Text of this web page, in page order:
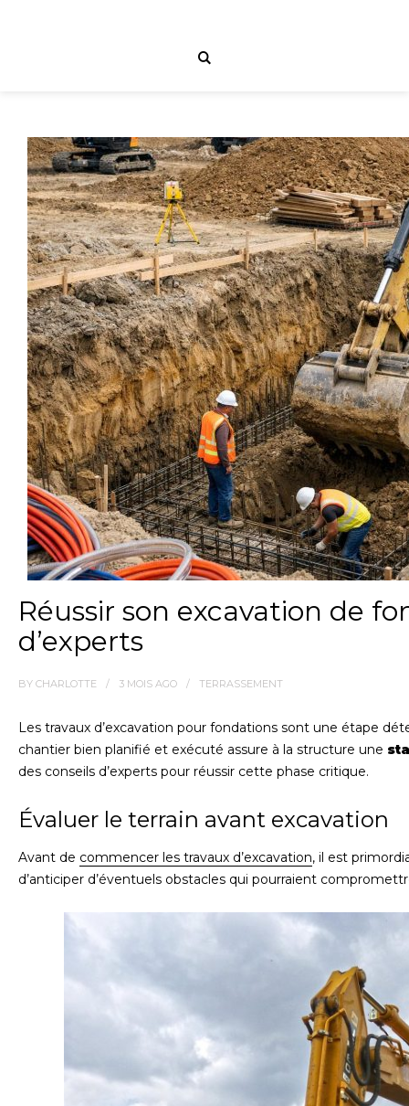
Réussir son excavation de
d’experts
BY CHARLOTTE 3 MOIS AGO TERRASSEMENT
Les travaux d’excavation pour fondations sont une étape
chantier bien planifié et exécuté assure à la structure une
des conseils d’experts pour réussir cette phase critique.
Évaluer le terrain avant excavation
Avant de commencer les travaux d’excavation, il est
d’anticiper d’éventuels obstacles qui pourraient